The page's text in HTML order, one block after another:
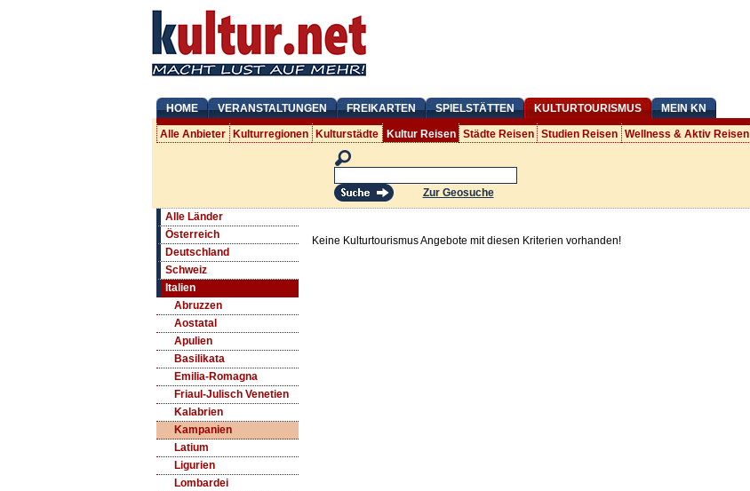
HOME VERANSTALTUNGEN FREIKARTEN SPIELSTÄTTEN KULTURTOURISMUS MEIN KN
Alle Anbieter Kulturregionen Kulturstädte Kultur Reisen Städte Reisen Studien Reisen Wellness & Aktiv Reisen
Zur Geosuche
Alle Länder
Österreich
Deutschland
Schweiz
Italien
Abruzzen
Aostatal
Apulien
Basilikata
Emilia-Romagna
Friaul-Julisch Venetien
Kalabrien
Kampanien
Latium
Ligurien
Lombardei
Keine Kulturtourismus Angebote mit diesen Kriterien vorhanden!